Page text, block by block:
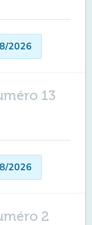
2026
13
2026
2